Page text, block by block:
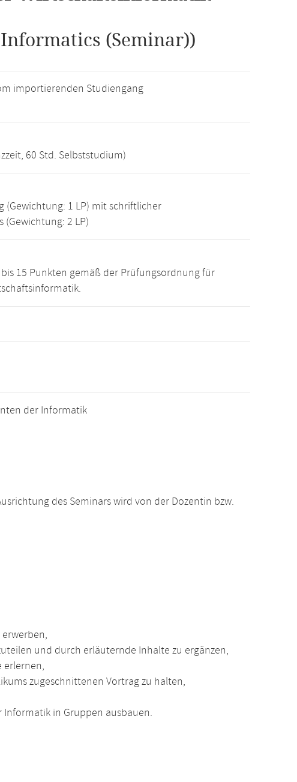
(Seminar))
importierenden Studiengang
60 Std. Selbststudium)
(Gewichtung: 1 LP) mit schriftlicher
(Gewichtung: 2 LP)
15 Punkten gemäß der Prüfungsordnung für
der Informatik
des Seminars wird von der Dozentin bzw.
und durch erläuternde Inhalte zu ergänzen,
erlernen,
zugeschnittenen Vortrag zu halten,
in Gruppen ausbauen.